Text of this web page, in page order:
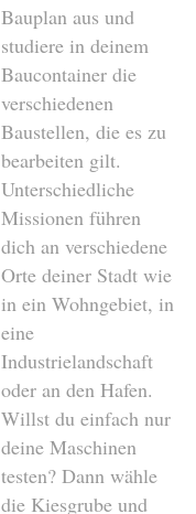
Bauplan aus und
studiere in deinem
Baucontainer die
verschiedenen
Baustellen, die es zu
bearbeiten gilt.
Unterschiedliche
Missionen führen
dich an verschiedene
Orte deiner Stadt wie
in ein Wohngebiet, in
eine
Industrielandschaft
oder an den Hafen.
Willst du einfach nur
deine Maschinen
testen? Dann wähle
die Kiesgrube und